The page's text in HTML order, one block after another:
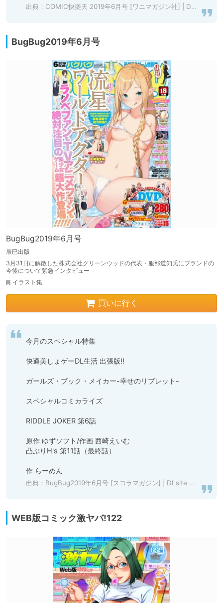
出典： COMIC快楽天 2019年6月号 [ワニマガジン社] | DLsite 成年コミック - R18
BugBug2019年6月号
BugBug2019年6月号
辰巳出版
3月31日に解散した株式会社グリーンウッドの代表・服部道知氏にブランドの
今後について緊急インタビュー
イラスト集
買いに行く
今月のスペシャル特集
快適美しょゲーDL生活 出張版!!
ガールズ・ブック・メイカー-幸せのリブレット-
スペシャルコミカライズ
RIDDLE JOKER 第6話
原作 ゆずソフト/作画 西崎えいむ
凸ぷりH's 第11話（最終話）
作 らーめん
出典： BugBug2019年6月号 [スコラマガジン] | DLsite 成年コミック - R18
WEB版コミック激ヤバ!122